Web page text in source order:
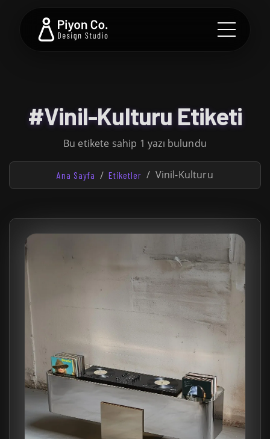
#Vinil-Kulturu Etiketi
Bu etikete sahip 1 yazı bulundu
Ana Sayfa Etiketler Vinil-Kulturu